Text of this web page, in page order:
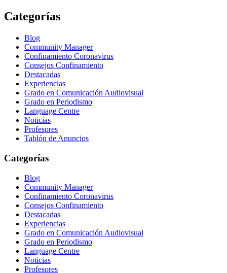
Categorías
Blog
Community Manager
Confinamiento Coronavirus
Consejos Confinamiento
Destacadas
Experiencias
Grado en Comunicación Audiovisual
Grado en Periodismo
Language Centre
Noticias
Profesores
Tablón de Anuncios
Categorías
Blog
Community Manager
Confinamiento Coronavirus
Consejos Confinamiento
Destacadas
Experiencias
Grado en Comunicación Audiovisual
Grado en Periodismo
Language Centre
Noticias
Profesores